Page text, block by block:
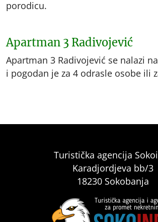
porodicu.
Apartman 3 Radivojević
Apartman 3 Radivojević se nalazi
i pogodan je za 4 odrasle osobe ili
Turistička agencija
Karadjordjeva bb/3
18230 Sokobanja